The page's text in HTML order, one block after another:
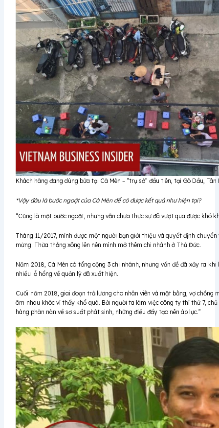
Khách hàng đang dùng bữa tại Cà Mèn – “trụ sở” đầu tiên, tại Gò Dầu, Tân
*Vậy đâu là bước ngoặt của Cà Mèn để có được kết quả như hiện tại?
“Cũng là một bước ngoặt, nhưng vẫn chưa thực sự đã vượt qua được khó
Tháng 11/2017, mình được một người bạn giới thiệu và quyết định
mừng. Thừa thắng xông lên nên mình mở thêm chi nhánh ở Thủ Đức.
Năm 2018, Cà Mèn có tổng cộng 3 chi nhánh, nhưng vấn đề đã xảy ra
nhiều lỗ hổng về quản lý đã xuất hiện.
Cuối năm 2018, giai đoạn trả lương cho nhân viên và mặt bằng, vợ
ôm nhau khóc vì thấy khổ quá. Bởi người ta làm việc công ty thì thứ 7,
hàng phàn nàn về sơ suất phát sinh, những điều đấy tạo nên áp lực.”